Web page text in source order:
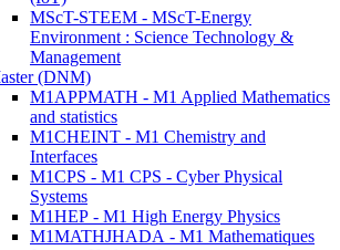
MScT-STEEM - MScT-Energy
Environment : Science Technology &
Management
(DNM)
M1APPMATH - M1 Applied Mathematics
and statistics
M1CHEINT - M1 Chemistry and
Interfaces
M1CPS - M1 CPS - Cyber Physical
Systems
M1HEP - M1 High Energy Physics
M1MATHJHADA - M1 Mathematiques